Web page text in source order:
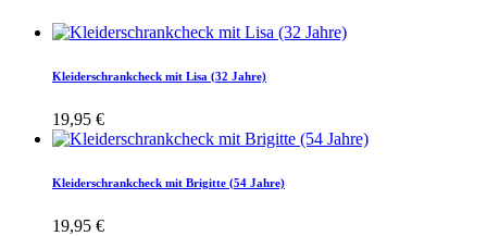
Kleiderschrankcheck mit Lisa (32 Jahre)
19,95 €
Kleiderschrankcheck mit Brigitte (54 Jahre)
19,95 €